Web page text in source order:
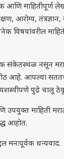
आणि माहितीपूर्ण
आरोग्य, तंत्रज्ञान,
विषयांवरील
संकेतस्थळ नसून
आहे. आपल्या
यशस्वीपणे पुढे चालू
उपयुक्त माहिती
आहोत.
मनःपूर्वक धन्यवाद.